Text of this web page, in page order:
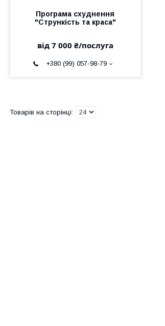
Програма схуднення
"Стрункість та краса"
від 7 000 ₴/послуга
+380 (99) 057-98-79